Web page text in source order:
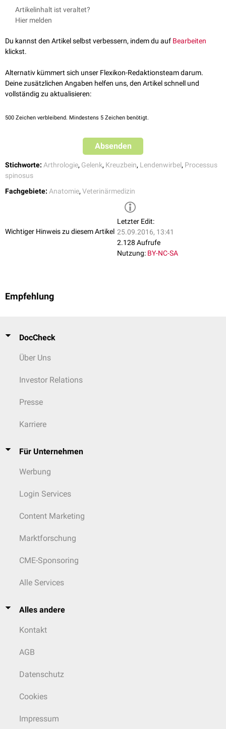
Salomon, Franz-Viktor, Hans Geyer, and Uwe Gille, eds. Anatomie für
die Tiermedizin. Enke, 2015
Bewegungsapparates der Haussäugetiere. Band II (Arthrologie).
Vienna Academic Press, 2016
Artikelinhalt ist veraltet?
Hier melden
Du kannst den Artikel selbst verbessern, indem du auf Bearbeiten
klickst.
Alternativ kümmert sich unser Flexikon-Redaktionsteam darum.
Deine zusätzlichen Angaben helfen uns, den Artikel schnell und
vollständig zu aktualisieren:
500 Zeichen verbleibend. Mindestens 5 Zeichen benötigt.
Absenden
Stichworte: Arthrologie, Gelenk, Kreuzbein, Lendenwirbel, Processus
spinosus
Fachgebiete: Anatomie, Veterinärmedizin
Wichtiger Hinweis zu diesem Artikel
Letzter Edit:
25.09.2016, 13:41
2.128 Aufrufe
Nutzung: BY-NC-SA
Empfehlung
DocCheck
Über Uns
Investor Relations
Presse
Karriere
Für Unternehmen
Werbung
Login Services
Content Marketing
Marktforschung
CME-Sponsoring
Alle Services
Alles andere
Kontakt
AGB
Datenschutz
Cookies
Impressum